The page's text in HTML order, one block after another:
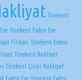
Törekent
Törekent Evden Eve
Firması Törekent Evden
Törekent Nakliyat
Törekent Çınar Nakliyat
Evden Eve Yapracık Evden